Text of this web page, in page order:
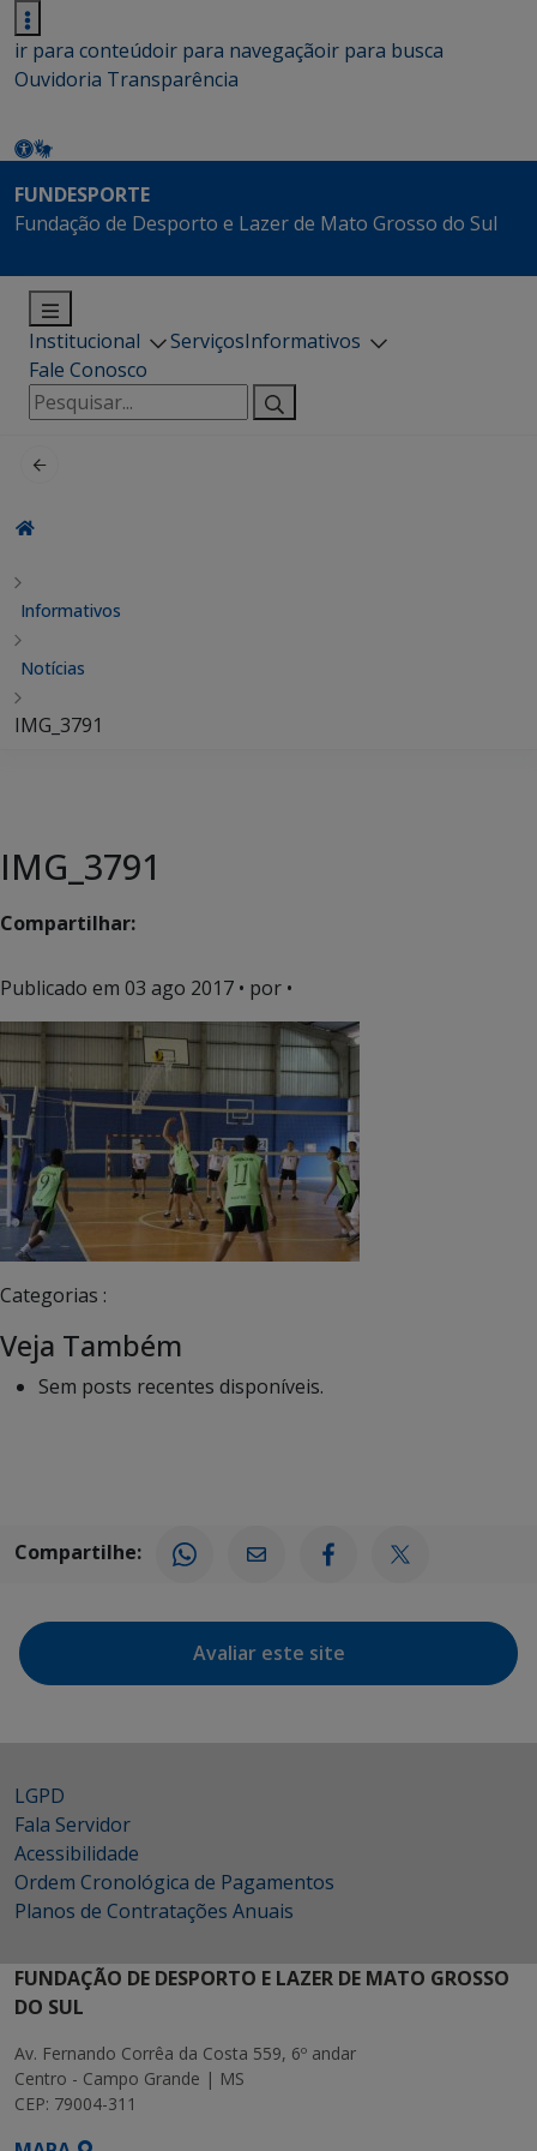
ir para conteúdoir para navegaçãoir para busca
Ouvidoria Transparência
FUNDESPORTE
Fundação de Desporto e Lazer de Mato Grosso do Sul
Institucional ServiçosInformativos
Fale Conosco
Pesquisar
por:
Informativos
Notícias
IMG_3791
IMG_3791
Compartilhar:
Publicado em 03 ago 2017 • por •
Categorias :
Veja Também
Sem posts recentes disponíveis.
Compartilhe:
Avaliar este site
LGPD
Fala Servidor
Acessibilidade
Ordem Cronológica de Pagamentos
Planos de Contratações Anuais
FUNDAÇÃO DE DESPORTO E LAZER DE MATO GROSSO
DO SUL
Av. Fernando Corrêa da Costa 559, 6º andar
Centro - Campo Grande | MS
CEP: 79004-311